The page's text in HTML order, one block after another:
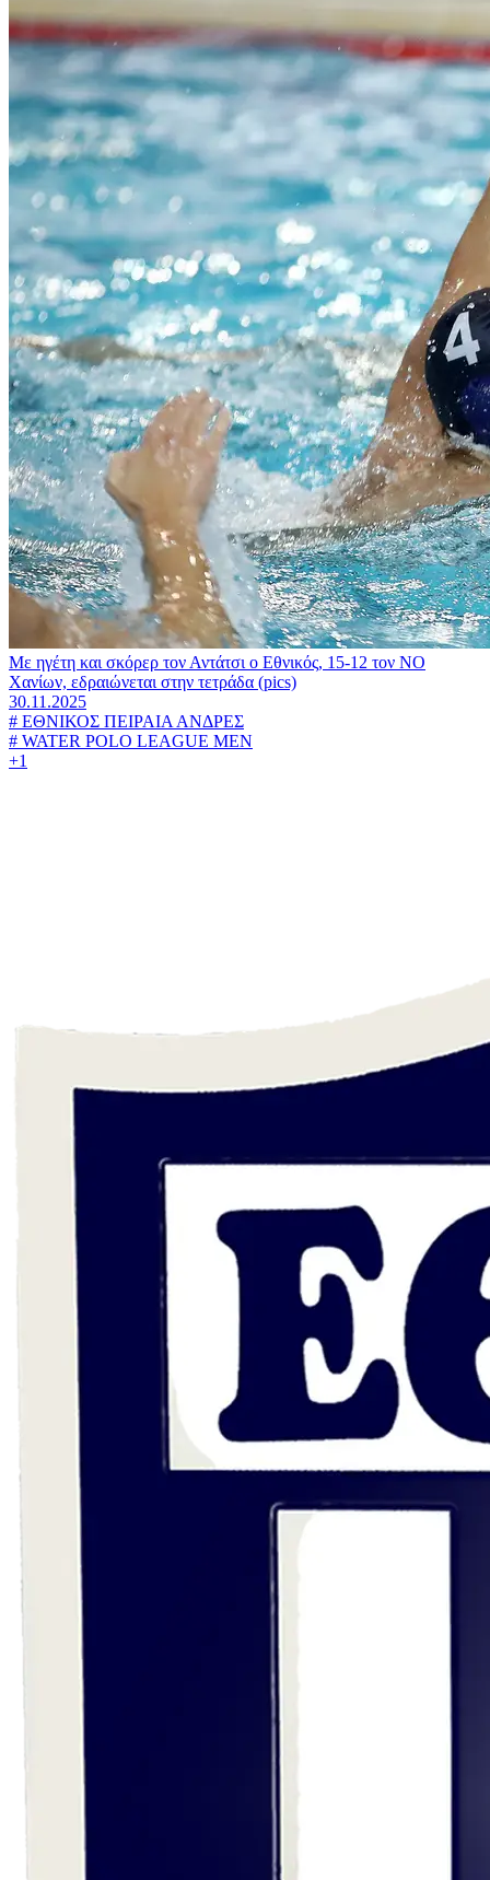
Με ηγέτη και σκόρερ τον Αντάτσι ο Εθνικός, 15-12 τον ΝΟ
Χανίων, εδραιώνεται στην τετράδα (pics)
30.11.2025
# ΕΘΝΙΚΟΣ ΠΕΙΡΑΙΑ ΑΝΔΡΕΣ
# WATER POLO LEAGUE MEN
+1